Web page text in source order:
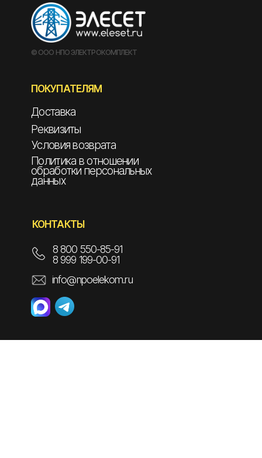
© ООО НПО ЭЛЕКТРОКОМПЛЕКТ
ПОКУПАТЕЛЯМ
Доставка
Реквизиты
Условия возврата
Политика в отношении
обработки персональных
данных
КОНТАКТЫ
info@npoelekom.ru
8 800 550-85-91
8 999 199-00-91